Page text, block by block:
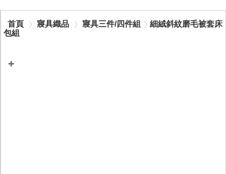
首頁 寢具織品 寢具三件/四件組
細絨斜紋磨毛被套床
包組